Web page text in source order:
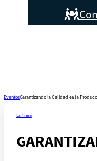
Inicio
EventosGarantizando la Calidad en la
En línea